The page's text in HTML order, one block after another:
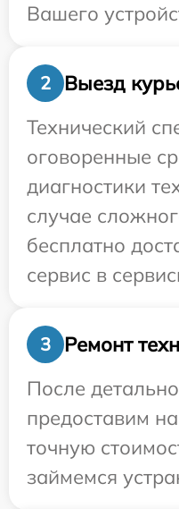
Вашего
2
Выезд
Технический
оговоренные
диагностики
случае
бесплатно
сервис в
3
Ремонт
После
предоставим
точную
займемся